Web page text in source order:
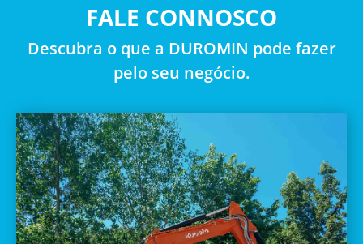
FALE CONNOSCO
Descubra o que a DUROMIN pode fazer
pelo seu negócio.